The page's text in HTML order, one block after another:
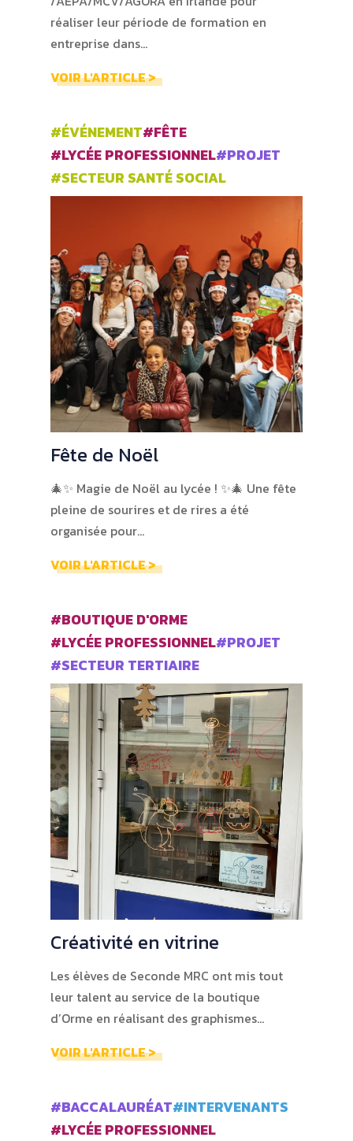
réaliser leur période de formation en
entreprise dans…
VOIR L'ARTICLE >
#ÉVÉNEMENT#FÊTE
#LYCÉE PROFESSIONNEL#PROJET
#SECTEUR SANTÉ SOCIAL
Fête de Noël
🎄✨ Magie de Noël au lycée ! ✨🎄 Une fête
pleine de sourires et de rires a été
organisée pour…
VOIR L'ARTICLE >
#BOUTIQUE D'ORME
#LYCÉE PROFESSIONNEL#PROJET
#SECTEUR TERTIAIRE
Créativité en vitrine
Les élèves de Seconde MRC ont mis tout
leur talent au service de la boutique
d’Orme en réalisant des graphismes…
VOIR L'ARTICLE >
#BACCALAURÉAT#INTERVENANTS
#LYCÉE PROFESSIONNEL